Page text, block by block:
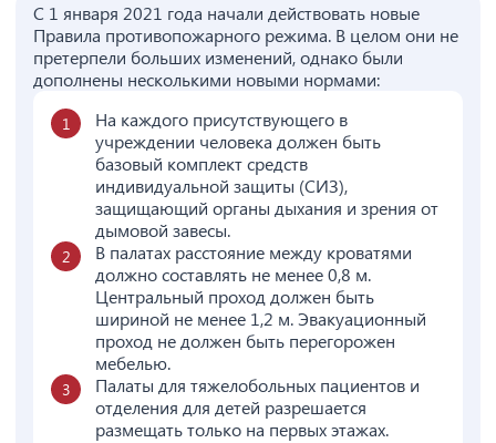
С 1 января 2021 года начали действовать новые
Правила противопожарного режима. В целом они не
претерпели больших изменений, однако были
дополнены несколькими новыми нормами:
На каждого присутствующего в
учреждении человека должен быть
базовый комплект средств
индивидуальной защиты (СИЗ),
защищающий органы дыхания и зрения от
дымовой завесы.
В палатах расстояние между кроватями
должно составлять не менее 0,8 м.
Центральный проход должен быть
шириной не менее 1,2 м. Эвакуационный
проход не должен быть перегорожен
мебелью.
Палаты для тяжелобольных пациентов и
отделения для детей разрешается
размещать только на первых этажах.